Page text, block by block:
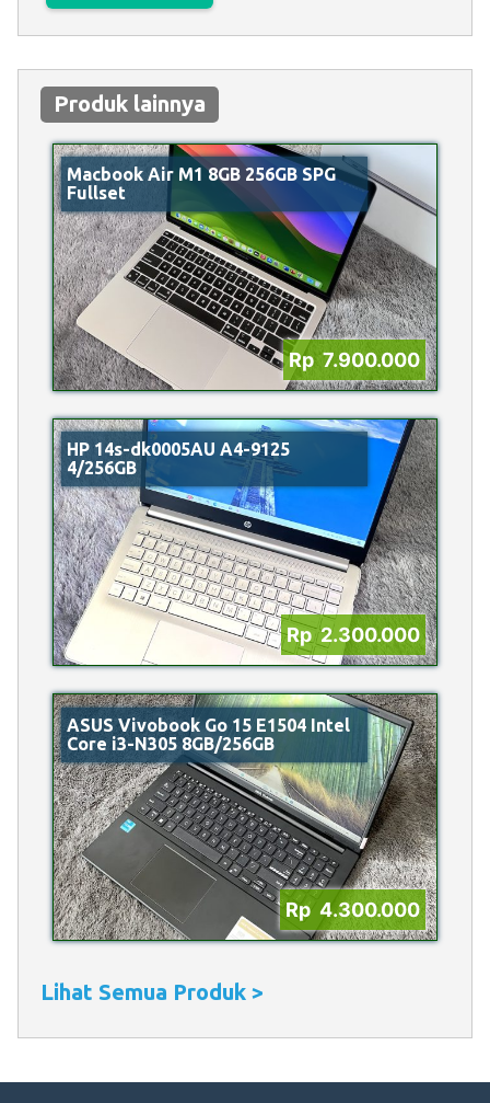
Produk lainnya
Macbook Air M1 8GB 256GB SPG
Fullset
Rp 7.900.000
HP 14s-dk0005AU A4-9125
4/256GB
Rp 2.300.000
ASUS Vivobook Go 15 E1504 Intel
Core i3-N305 8GB/256GB
Rp 4.300.000
Lihat Semua Produk >